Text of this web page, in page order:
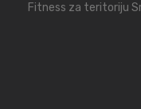
Fitness za teritoriju